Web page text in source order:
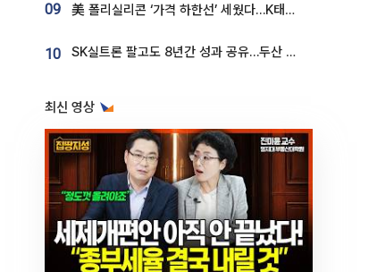
09 美 폴리실리콘 ‘가격 하한선’ 세웠다…K태양광 수혜 기대
10 SK실트론 팔고도 8년간 성과 공유…두산 인수대금 2.3조가 끝 아냐
최신 영상